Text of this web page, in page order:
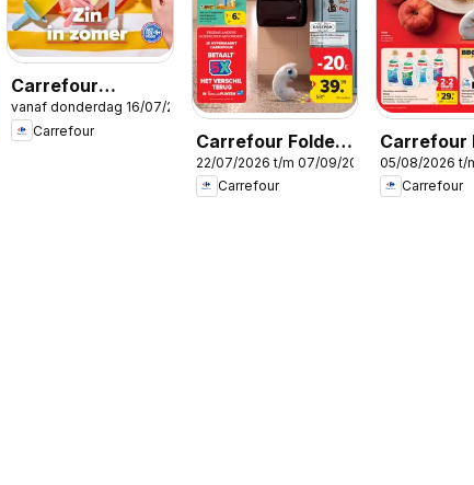
Carrefour
Magazine Zomer
vanaf donderdag 16/07/2026
Carrefour
Carrefour Folder
Vlotte Start
22/07/2026 t/m 07/09/2026
Carrefour
Carrefour
Market
05/08/2026 t/
Carrefour